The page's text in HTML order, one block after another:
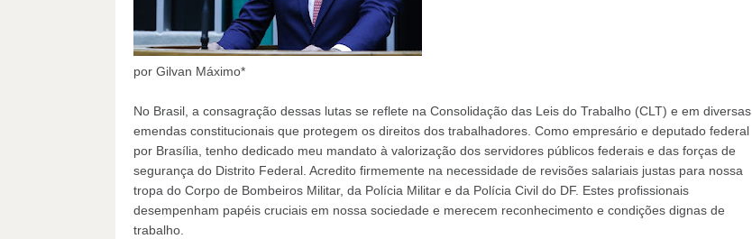
por Gilvan Máximo*
No Brasil, a consagração dessas lutas se reflete na Consolidação das Leis do Trabalho (CLT) e em diversas
emendas constitucionais que protegem os direitos dos trabalhadores. Como empresário e deputado federal
por Brasília, tenho dedicado meu mandato à valorização dos servidores públicos federais e das forças de
segurança do Distrito Federal. Acredito firmemente na necessidade de revisões salariais justas para nossa
tropa do Corpo de Bombeiros Militar, da Polícia Militar e da Polícia Civil do DF. Estes profissionais
desempenham papéis cruciais em nossa sociedade e merecem reconhecimento e condições dignas de
trabalho.